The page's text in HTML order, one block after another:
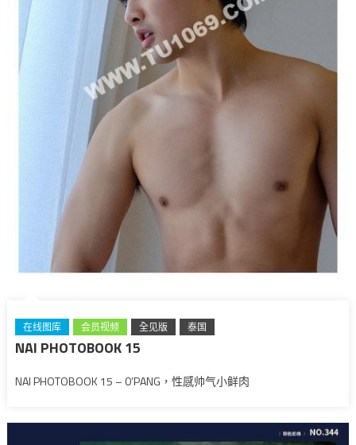
在线图库 会员视频 全见版 泰国
NAI PHOTOBOOK 15
NAI PHOTOBOOK 15 – 0’PANG，性感帅气小鲜肉